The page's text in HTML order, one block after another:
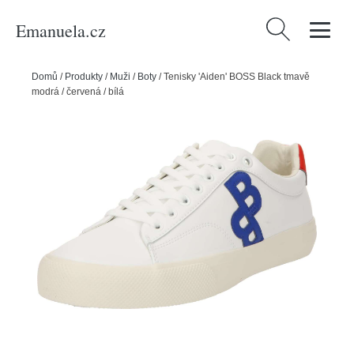
Emanuela.cz Vyhledávání
Domů / Produkty / Muži / Boty /Tenisky 'Aiden' BOSS Black tmavě
modrá / červená / bílá